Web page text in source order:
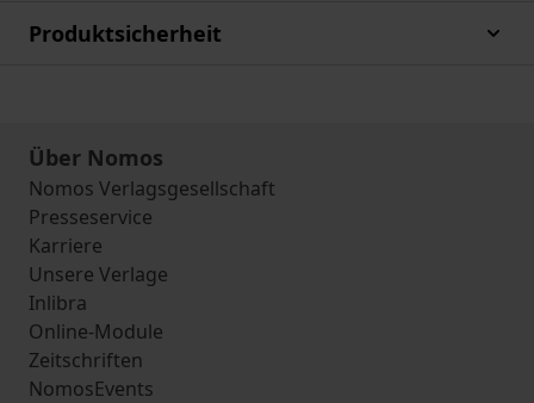
Produktsicherheit
Über Nomos
Nomos Verlagsgesellschaft
Presseservice
Karriere
Unsere Verlage
Inlibra
Online-Module
Zeitschriften
NomosEvents